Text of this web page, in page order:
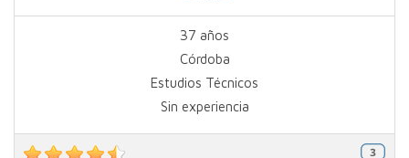
37 años
Córdoba
Estudios Técnicos
Sin experiencia